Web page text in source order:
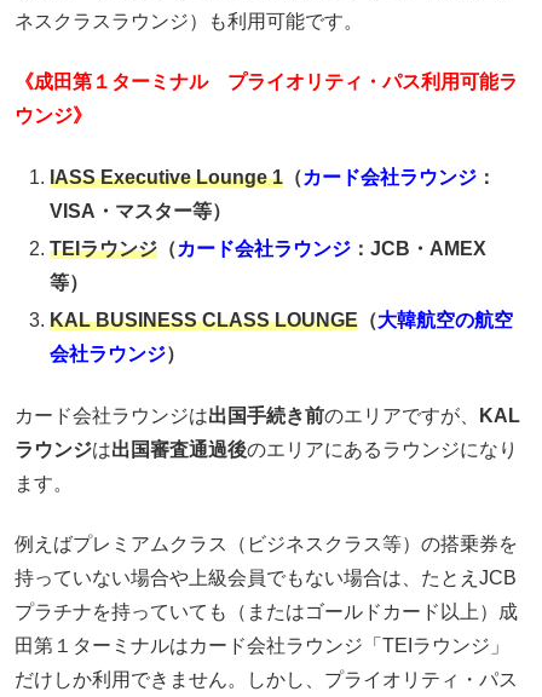
ネスクラスラウンジ）も利用可能です。
《成田第１ターミナル プライオリティ・パス利用可能ラ
ウンジ》
IASS Executive Lounge 1 （カード会社ラウンジ ：
VISA・マスター等）
TEIラウンジ （カード会社ラウンジ ：JCB・AMEX
等）
KAL BUSINESS CLASS LOUNGE （大韓航空の航空
会社ラウンジ）
カード会社ラウンジは出国手続き前のエリアですが、
KAL
ラウンジは出国審査通過後のエリアにあるラウンジになり
ます。
例えばプレミアムクラス（ビジネスクラス等）の搭乗券を
持っていない場合や上級会員でもない場合は、たとえJCB
プラチナを持っていても（またはゴールドカード以上）成
田第１ターミナルはカード会社ラウンジ「TEIラウンジ」
だけしか利用できません。しかし、プライオリティ・パス